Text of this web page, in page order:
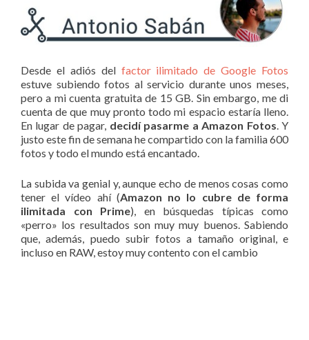
Desde el adiós del factor ilimitado de Google Fotos
estuve subiendo fotos al servicio durante unos meses,
pero a mi cuenta gratuita de 15 GB. Sin embargo, me di
cuenta de que muy pronto todo mi espacio estaría lleno.
En lugar de pagar, decidí pasarme a Amazon Fotos. Y
justo este fin de semana he compartido con la familia 600
fotos y todo el mundo está encantado.
La subida va genial y, aunque echo de menos cosas como
tener el vídeo ahí (Amazon no lo cubre de forma
ilimitada con Prime), en búsquedas típicas como
«perro» los resultados son muy muy buenos. Sabiendo
que, además, puedo subir fotos a tamaño original, e
incluso en RAW, estoy muy contento con el cambio